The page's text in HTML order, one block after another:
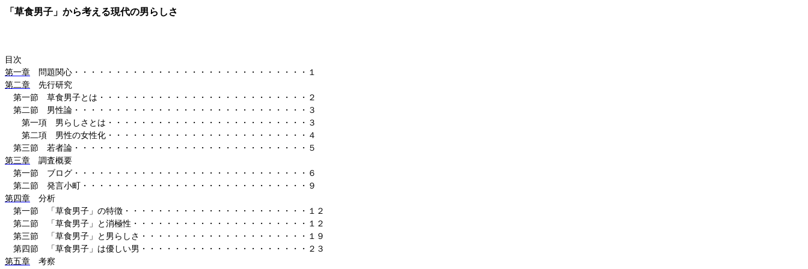
「草食男子」から考える現代の男らしさ
目次
第一章 問題関心・・・・・・・・・・・・・・・・・・・・・・・・・・・・１
第二章 先行研究
第一節 草食男子とは・・・・・・・・・・・・・・・・・・・・・・・・・２
第二節 男性論・・・・・・・・・・・・・・・・・・・・・・・・・・・・３
第一項 男らしさとは・・・・・・・・・・・・・・・・・・・・・・・・３
第二項 男性の女性化・・・・・・・・・・・・・・・・・・・・・・・・４
第三節 若者論・・・・・・・・・・・・・・・・・・・・・・・・・・・・５
第三章 調査概要
第一節 ブログ・・・・・・・・・・・・・・・・・・・・・・・・・・・・６
第二節 発言小町・・・・・・・・・・・・・・・・・・・・・・・・・・・９
第四章 分析
第一節 「草食男子」の特徴・・・・・・・・・・・・・・・・・・・・・・１２
第二節 「草食男子」と消極性・・・・・・・・・・・・・・・・・・・・・１２
第三節 「草食男子」と男らしさ・・・・・・・・・・・・・・・・・・・・１９
第四節 「草食男子」は優しい男・・・・・・・・・・・・・・・・・・・・２３
第五章 考察